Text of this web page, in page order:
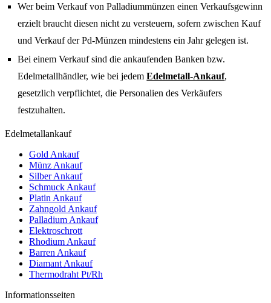
Wer beim Verkauf von Palladiummünzen einen Verkaufsgewinn
erzielt braucht diesen nicht zu versteuern, sofern zwischen Kauf
und Verkauf der Pd-Münzen mindestens ein Jahr gelegen ist.
Bei einem Verkauf sind die ankaufenden Banken bzw.
Edelmetallhändler, wie bei jedemEdelmetall-Ankauf,
gesetzlich verpflichtet, die Personalien des Verkäufers
festzuhalten.
Edelmetallankauf
Gold Ankauf
Münz Ankauf
Silber Ankauf
Schmuck Ankauf
Platin Ankauf
Zahngold Ankauf
Palladium Ankauf
Elektroschrott
Rhodium Ankauf
Barren Ankauf
Diamant Ankauf
Thermodraht Pt/Rh
Informationsseiten